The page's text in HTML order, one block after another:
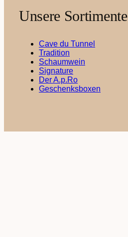
Unsere Sortimente
Cave du Tunnel
Tradition
Schaumwein
Signature
Der A.p.Ro
Geschenksboxen